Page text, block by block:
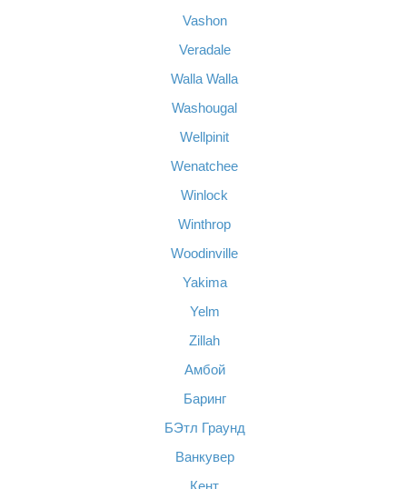
Vashon
Veradale
Walla Walla
Washougal
Wellpinit
Wenatchee
Winlock
Winthrop
Woodinville
Yakima
Yelm
Zillah
Амбой
Баринг
БЭтл Граунд
Ванкувер
Кент